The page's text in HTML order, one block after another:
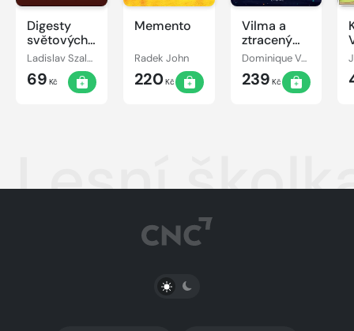
Digesty
světových
autorů
Ladislav Szalai, Romana Szalaiová
69 Kč
Memento
Radek John
220Kč
Vilma a
ztracený
den
Dominique Valente
239 Kč
Lesní
PŘEPNOUT SVĚTLÝ/TMAVÝ REŽIM